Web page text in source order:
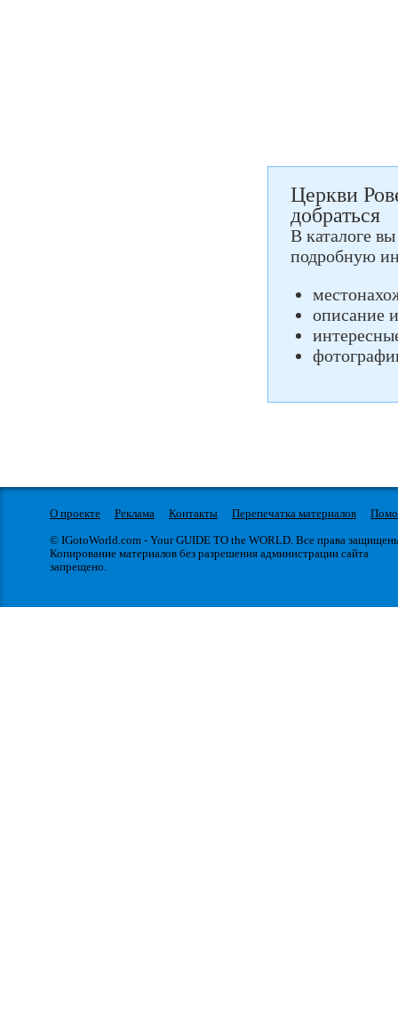
Церкви
добраться
В каталоге
подробную
описание
О проекте Реклама Контакты Перепечатка материалов
© IGotoWorld.com - Your GUIDE TO the WORLD. Все права
Копирование материалов без разрешения администрации сайта
запрещено.